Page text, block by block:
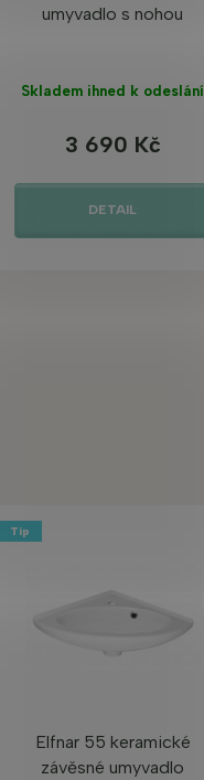
umyvadlo s nohou
Skladem ihned k odeslání
3 690 Kč
DETAIL
Tip
Elfnar 55 keramické
závěsné umyvadlo